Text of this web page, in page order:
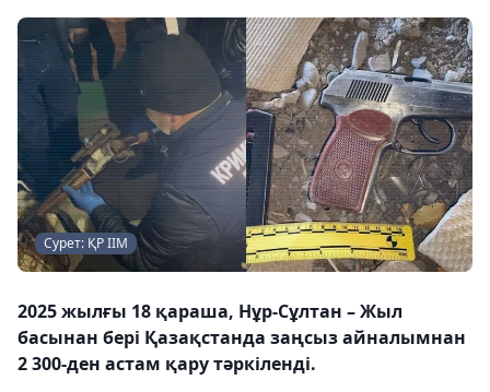
Сурет: ҚР ІІМ
2025 жылғы 18 қараша, Нұр-Сұлтан – Жыл
басынан бері Қазақстанда заңсыз айналымнан
2 300-ден астам қару тәркіленді.